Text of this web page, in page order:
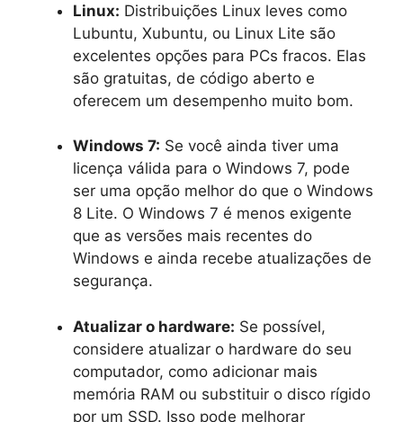
Linux: Distribuições Linux leves como
Lubuntu, Xubuntu, ou Linux Lite são
excelentes opções para PCs fracos. Elas
são gratuitas, de código aberto e
oferecem um desempenho muito bom.
Windows 7: Se você ainda tiver uma
licença válida para o Windows 7, pode
ser uma opção melhor do que o Windows
8 Lite. O Windows 7 é menos exigente
que as versões mais recentes do
Windows e ainda recebe atualizações de
segurança.
Atualizar o hardware: Se possível,
considere atualizar o hardware do seu
computador, como adicionar mais
memória RAM ou substituir o disco rígido
por um SSD. Isso pode melhorar